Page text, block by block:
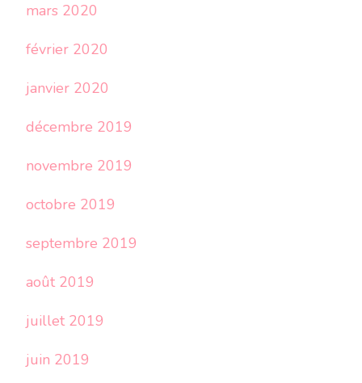
mars 2020
février 2020
janvier 2020
décembre 2019
novembre 2019
octobre 2019
septembre 2019
août 2019
juillet 2019
juin 2019